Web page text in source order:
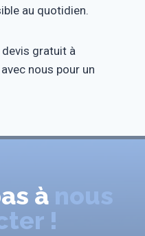
au quotidien.
gratuit à
nous pour un
à nous
!